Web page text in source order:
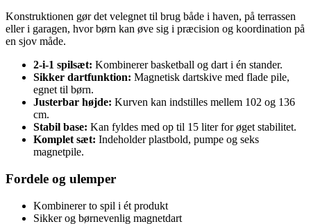
Konstruktionen gør det velegnet til brug både i haven, på terrassen
eller i garagen, hvor børn kan øve sig i præcision og koordination på
en sjov måde.
2-i-1 spilsæt: Kombinerer basketball og dart i én stander.
Sikker dartfunktion: Magnetisk dartskive med flade pile,
egnet til børn.
Justerbar højde: Kurven kan indstilles mellem 102 og 136
cm.
Stabil base: Kan fyldes med op til 15 liter for øget stabilitet.
Komplet sæt: Indeholder plastbold, pumpe og seks
magnetpile.
Fordele og ulemper
Kombinerer to spil i ét produkt
Sikker og børnevenlig magnetdart